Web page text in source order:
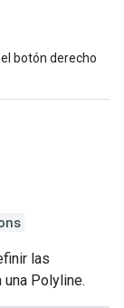
botón derecho
las
Polyline.